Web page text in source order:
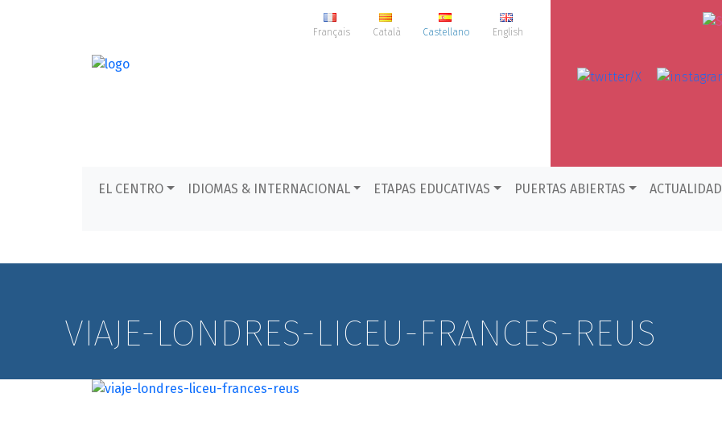
Français Català Castellano English
EL CENTRO IDIOMAS & INTERNACIONAL ETAPAS EDUCATIVAS PUERTAS ABIERTAS ACTUALIDAD
VIAJE-LONDRES-LICEU-FRANCES-REUS